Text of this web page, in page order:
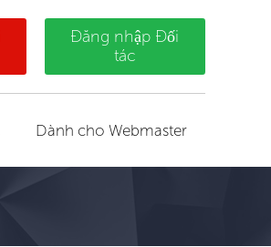
Đăng nhập Đối
tác
Dành cho Webmaster